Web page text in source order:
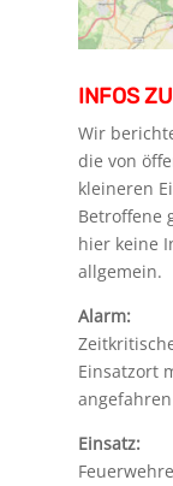
INFOS
Wir
die von
kleineren
Betroffene
hier keine
allgemein.
Alarm:
Einsatzort
Einsatz: